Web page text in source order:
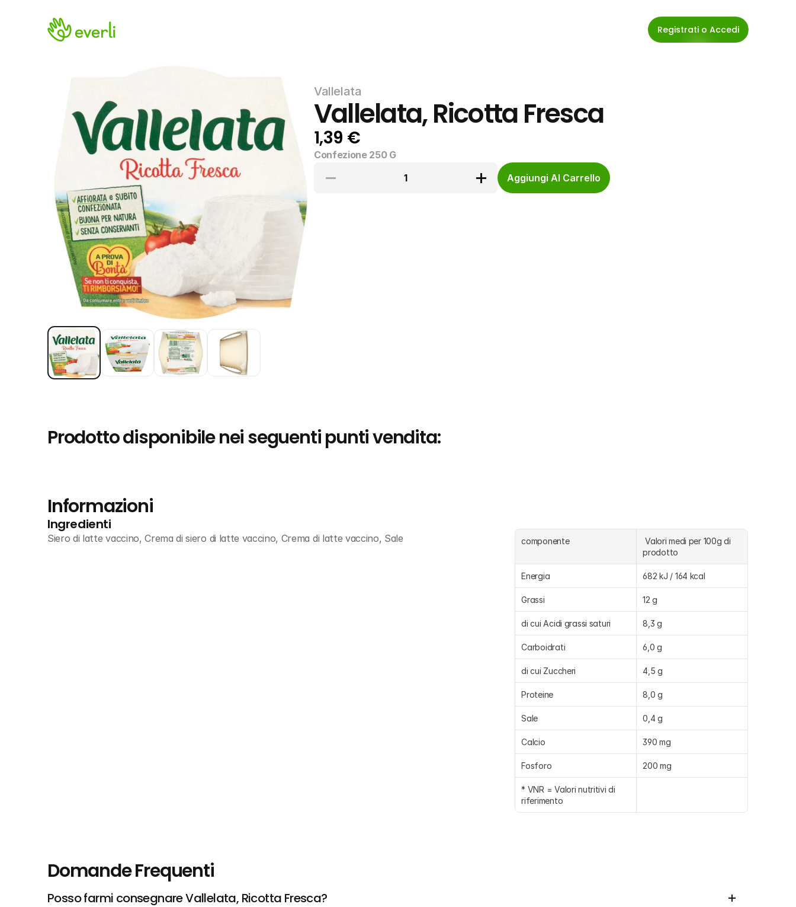
Registrati o Accedi
Vallelata
Vallelata, Ricotta Fresca
1,39 €
Confezione 250 G
1
Aggiungi Al Carrello
Prodotto disponibile nei seguenti punti vendita:
Informazioni
Ingredienti
Siero di latte vaccino, Crema di siero di latte vaccino, Crema di latte vaccino, Sale componente
Valori medi per 100g di
prodotto
Energia 682 kJ / 164 kcal
Grassi 12 g
di cui Acidi grassi saturi 8,3 g
Carboidrati 6,0 g
di cui Zuccheri 4,5 g
Proteine 8,0 g
Sale 0,4 g
Calcio 390 mg
Fosforo 200 mg
* VNR = Valori nutritivi di
riferimento
Domande Frequenti
Posso farmi consegnare Vallelata, Ricotta Fresca?